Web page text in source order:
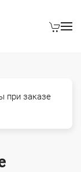
при заказе